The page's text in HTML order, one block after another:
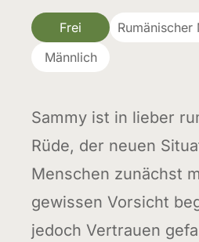
Frei
Rumänischer
Männlich
Sammy ist in lieber
Rüde, der neuen
Menschen zunächst
gewissen Vorsicht
jedoch Vertrauen